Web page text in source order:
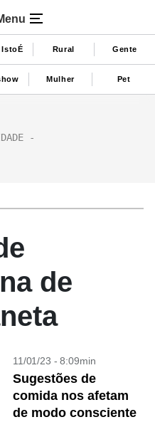
IstoÉ Rural Gente
Mulher Pet
de
11/01/23 - 8:09min
Sugestões de
comida nos afetam
de modo consciente